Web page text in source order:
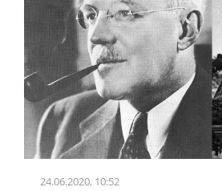
24.06.2020, 10:52